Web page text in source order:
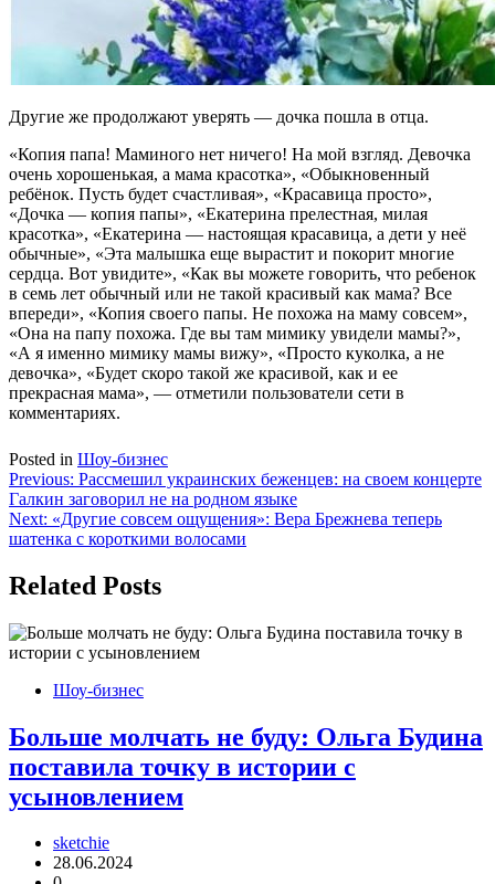
Другие же продолжают уверять — дочка пошла в отца.
«Копия папа! Маминого нет ничего! На мой взгляд. Девочка
очень хорошенькая, а мама красотка», «Обыкновенный
ребёнок. Пусть будет счастливая», «Красавица просто»,
«Дочка — копия папы», «Екатерина прелестная, милая
красотка», «Екатерина — настоящая красавица, а дети у неё
обычные», «Эта малышка еще вырастит и покорит многие
сердца. Вот увидите», «Как вы можете говорить, что ребенок
в семь лет обычный или не такой красивый как мама? Все
впереди», «Копия своего папы. Не похожа на маму совсем»,
«Она на папу похожа. Где вы там мимику увидели мамы?»,
«А я именно мимику мамы вижу», «Просто куколка, а не
девочка», «Будет скоро такой же красивой, как и ее
прекрасная мама», — отметили пользователи сети в
комментариях.
Posted in Шоу-бизнес
Навигация
по
записям
Previous: Рассмешил украинских беженцев: на своем концерте
Галкин заговорил не на родном языке
Next: «Другие совсем ощущения»: Вера Брежнева теперь
шатенка с короткими волосами
Related Posts
Шоу-бизнес
Больше молчать не буду: Ольга Будина
поставила точку в истории с
усыновлением
sketchie
28.06.2024